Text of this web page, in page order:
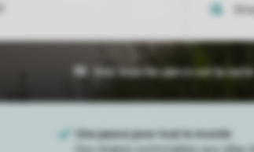
Voir tous les parcs sur la carte